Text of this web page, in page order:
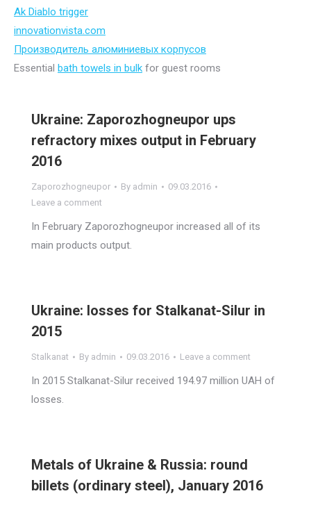
Ak Diablo trigger
innovationvista.com
Производитель алюминиевых корпусов
Essential bath towels in bulk for guest rooms
Ukraine: Zaporozhogneupor ups
refractory mixes output in February
2016
Zaporozhogneupor By admin
09.03.2016
Leave a comment
In February Zaporozhogneupor increased all of its
main products output.
Ukraine: losses for Stalkanat-Silur in
2015
Stalkanat By admin 09.03.2016 Leave a comment
In 2015 Stalkanat-Silur received 194.97 million UAH of
losses.
Metals of Ukraine & Russia: round
billets (ordinary steel), January 2016